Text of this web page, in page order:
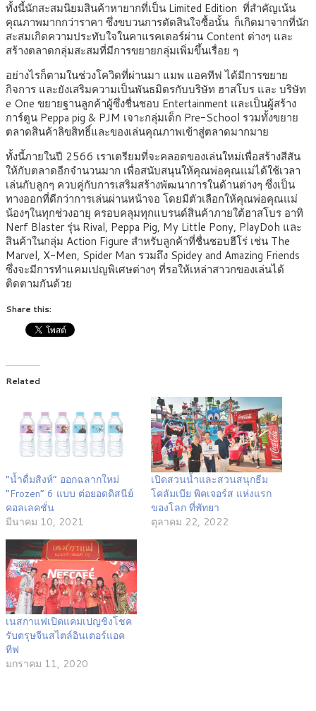
ทั้งนี้นักสะสมนิยมสินค้าหายากที่เป็น Limited Edition ที่สำคัญเน้น
คุณภาพมากกว่าราคา ซึ่งขบวนการตัดสินใจซื้อนั้น ก็เกิดมาจากที่นัก
สะสมเกิดความประทับใจในคาแรคเตอร์ผ่าน Content ต่างๆ และ
สร้างตลาดกลุ่มสะสมที่มีการขยายกลุ่มเพิ่มขึ้นเรื่อย ๆ
อย่างไรก็ตามในช่วงโควิดที่ผ่านมา แมพ แอคทีฟ ได้มีการขยาย
กิจการ และยังเสริมความเป็นพันธมิตรกับบริษัท ฮาสโบร และ บริษัท
e One ขยายฐานลูกค้าผู้ซึ่งชื่นชอบ Entertainment และเป็นผู้สร้าง
การ์ตูน Peppa pig & PJM เจาะกลุ่มเด็ก Pre-School รวมทั้งขยาย
ตลาดสินค้าลิขสิทธิ์และของเล่นคุณภาพเข้าสู่ตลาดมากมาย
ทั้งนี้ภายในปี 2566 เราเตรียมที่จะคลอดของเล่นใหม่เพื่อสร้างสีสัน
ให้กับตลาดอีกจำนวนมาก เพื่อสนับสนุนให้คุณพ่อคุณแม่ได้ใช้เวลา
เล่นกับลูกๆ ควบคู่กับการเสริมสร้างพัฒนาการในด้านต่างๆ ซึ่งเป็น
ทางออกที่ดีกว่าการเล่นผ่านหน้าจอ โดยมีตัวเลือกให้คุณพ่อคุณแม่
น้องๆในทุกช่วงอายุ ครอบคลุมทุกแบรนด์สินค้าภายใต้ฮาสโบร อาทิ
Nerf Blaster รุ่น Rival, Peppa Pig, My Little Pony, PlayDoh และ
สินค้าในกลุ่ม Action Figure สำหรับลูกค้าที่ชื่นชอบฮีโร่ เช่น The
Marvel, X-Men, Spider Man รวมถึง Spidey and Amazing Friends
ซึ่งจะมีการทำแคมเปญพิเศษต่างๆ ที่รอให้เหล่าสาวกของเล่นได้
ติดตามกันด้วย
Share this:
Related
“น้ำดื่มสิงห์” ออกฉลากใหม่
“Frozen” 6 แบบ ต่อยอดดิสนีย์
คอลเลคชั่น
มีนาคม 10, 2021
เปิดสวนน้ำและสวนสนุกธีม
โคลัมเบีย พิคเจอร์ส แห่งแรก
ของโลก ที่พัทยา
ตุลาคม 22, 2022
เนสกาแฟเปิดแคมเปญชิงโชค
รับตรุษจีนสไตล์อินเตอร์แอค
ทีฟ
มกราคม 11, 2020